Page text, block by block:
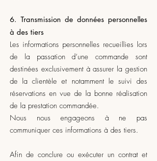
6. Transmission de données personnelles
à des tiers
Les informations personnelles recueillies lors
de la passation d’une commande sont
destinées exclusivement à assurer la gestion
de la clientèle et notamment le suivi des
réservations en vue de la bonne réalisation
de la prestation commandée.
Nous nous engageons à ne pas
communiquer ces informations à des tiers.
Afin de conclure ou exécuter un contrat et